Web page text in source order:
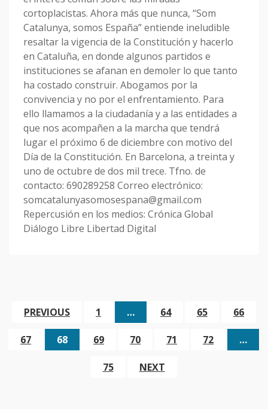
cortoplacistas. Ahora más que nunca, “Som
Catalunya, somos España” entiende ineludible
resaltar la vigencia de la Constitución y hacerlo
en Cataluña, en donde algunos partidos e
instituciones se afanan en demoler lo que tanto
ha costado construir. Abogamos por la
convivencia y no por el enfrentamiento. Para
ello llamamos a la ciudadanía y a las entidades a
que nos acompañen a la marcha que tendrá
lugar el próximo 6 de diciembre con motivo del
Día de la Constitución. En Barcelona, a treinta y
uno de octubre de dos mil trece. Tfno. de
contacto: 690289258 Correo electrónico:
somcatalunyasomosespana@gmail.com
Repercusión en los medios: Crónica Global
Diálogo Libre Libertad Digital
PREVIOUS 1 … 64 65 66
67 68 69 70 71 72 …
75 NEXT